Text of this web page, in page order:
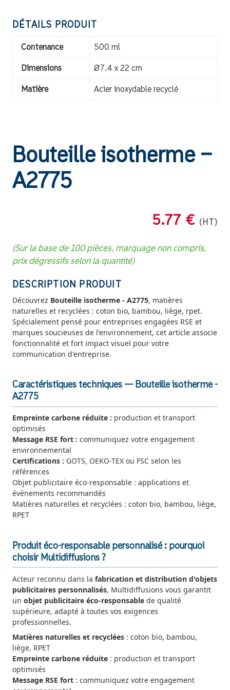
DÉTAILS PRODUIT
Contenance 500 ml
Dimensions Ø7.4 x 22 cm
Matière Acier inoxydable recyclé
Bouteille isotherme –
A2775
5.77 € (HT)
(Sur la base de 100 pièces, marquage non compris,
prix dégressifs selon la quantité)
DESCRIPTION PRODUIT
Découvrez Bouteille isotherme - A2775, matières
naturelles et recyclées : coton bio, bambou, liège, rpet.
Spécialement pensé pour entreprises engagées RSE et
marques soucieuses de l'environnement, cet article associe
fonctionnalité et fort impact visuel pour votre
communication d'entreprise.
Caractéristiques techniques — Bouteille isotherme -
A2775
Empreinte carbone réduite : production et transport
optimisés
Message RSE fort : communiquez votre engagement
environnemental
Certifications : GOTS, OEKO-TEX ou FSC selon les
références
Objet publicitaire éco-responsable : applications et
évènements recommandés
Matières naturelles et recyclées : coton bio, bambou, liège,
RPET
Produit éco-responsable personnalisé : pourquoi
choisir Multidiffusions ?
Acteur reconnu dans la fabrication et distribution d'objets
publicitaires personnalisés, Multidiffusions vous garantit
un objet publicitaire éco-responsable de qualité
supérieure, adapté à toutes vos exigences
professionnelles.
Matières naturelles et recyclées : coton bio, bambou,
liège, RPET
Empreinte carbone réduite : production et transport
optimisés
Message RSE fort : communiquez votre engagement